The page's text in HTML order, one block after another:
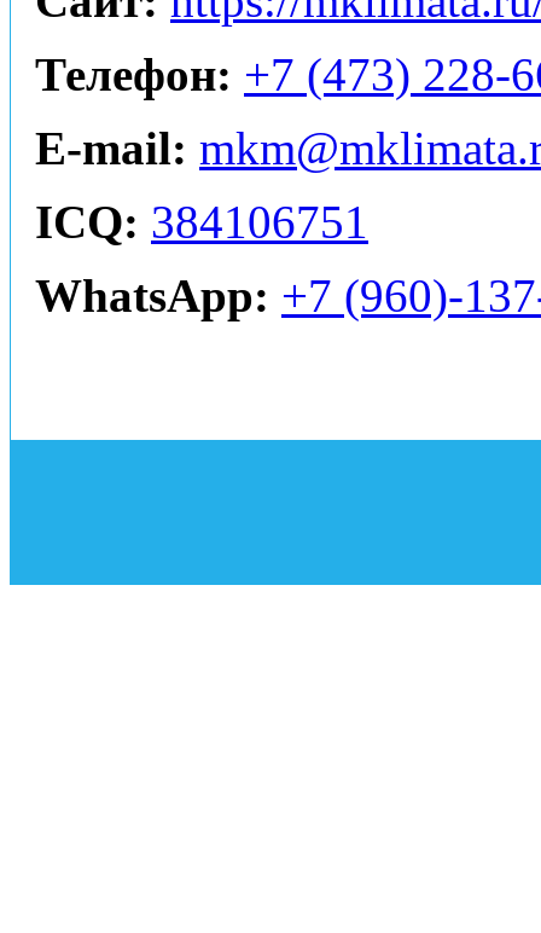
Телефон: +7 (473) 228-
E-mail:
ICQ: 384106751
WhatsApp: +7 (960)-